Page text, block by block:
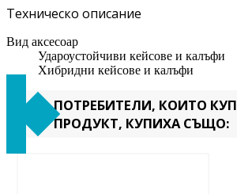
Техническо описание
Вид аксесоар
Удароустойчиви кейсове и калъфи
Хибридни кейсове и калъфи
ПОТРЕБИТЕЛИ, КОИТО
ПРОДУКТ, КУПИХА СЪЩО: